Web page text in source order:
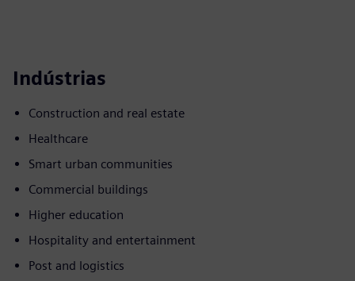
Indústrias
Construction and real estate
Healthcare
Smart urban communities
Commercial buildings
Higher education
Hospitality and entertainment
Post and logistics